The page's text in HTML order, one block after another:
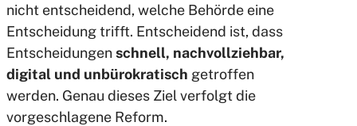
nicht entscheidend, welche Behörde eine
Entscheidung trifft. Entscheidend ist, dass
Entscheidungenschnell, nachvollziehbar,
digital und unbürokratisch getroffen
werden. Genau dieses Ziel verfolgt die
vorgeschlagene Reform.